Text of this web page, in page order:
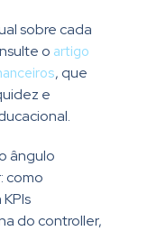
sobre cada
o artigo
, que
e
ângulo
como
do controller,